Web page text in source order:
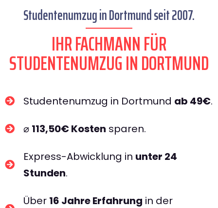
Studentenumzug in Dortmund seit 2007.
IHR FACHMANN FÜR
STUDENTENUMZUG IN DORTMUND​
Studentenumzug in Dortmund ab 49€.
⌀ 113,50€ Kosten sparen.
Express-Abwicklung in unter 24
Stunden.
Über 16 Jahre Erfahrung in der